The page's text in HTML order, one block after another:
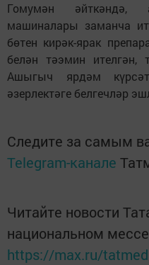
Гомумән
машиналары заманча
бөтен кирәк-ярак
белән тәэмин ителгән,
Ашыгыч ярдәм
әзерлектәге белгечләр
Следите за самым
Telegram-канале
Читайте новости
национальном
https://max.ru/